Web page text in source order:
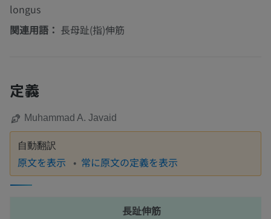
longus
関連用語： 長母趾(指)伸筋
定義
Muhammad A. Javaid
自動翻訳
原文を表示 常に原文の定義を表示
長趾伸筋